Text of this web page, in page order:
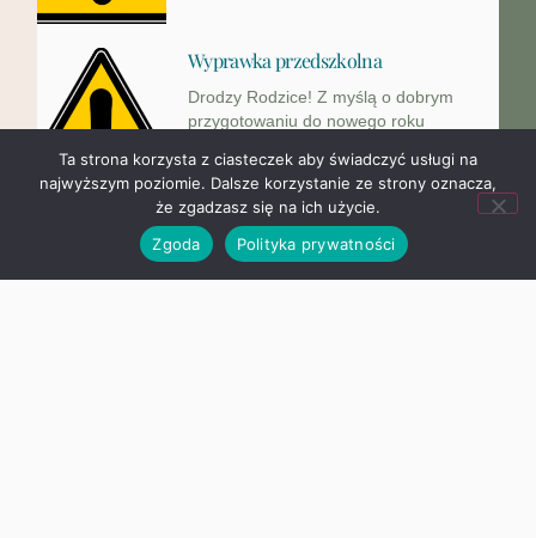
Wyprawka przedszkolna
Drodzy Rodzice! Z myślą o dobrym
przygotowaniu do nowego roku
„Angielski jest fun-tastyczny!”
Ogólnopolski Projekt Edukacyjny
Ta strona korzysta z ciasteczek aby świadczyć usługi na
najwyższym poziomie. Dalsze korzystanie ze strony oznacza,
że zgadzasz się na ich użycie.
Zgoda
Polityka prywatności